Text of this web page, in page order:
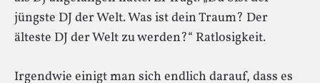
jüngste DJ der Welt. Was ist dein Traum? Der
älteste DJ der Welt zu werden?“ Ratlosigkeit.
Irgendwie einigt man sich endlich darauf, dass es